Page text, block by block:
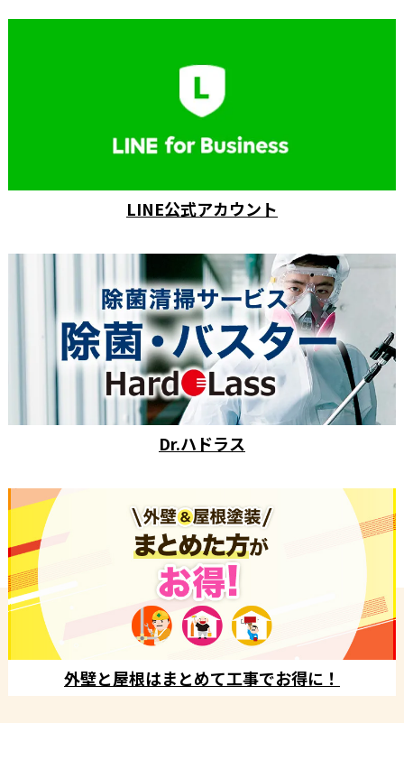
LINE公式アカウント
Dr.ハドラス
外壁と屋根はまとめて工事でお得に！